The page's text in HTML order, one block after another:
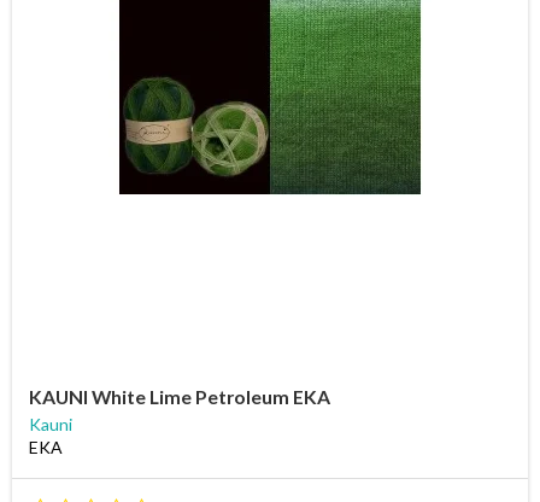
KAUNI White Lime Petroleum EKA
Kauni
EKA